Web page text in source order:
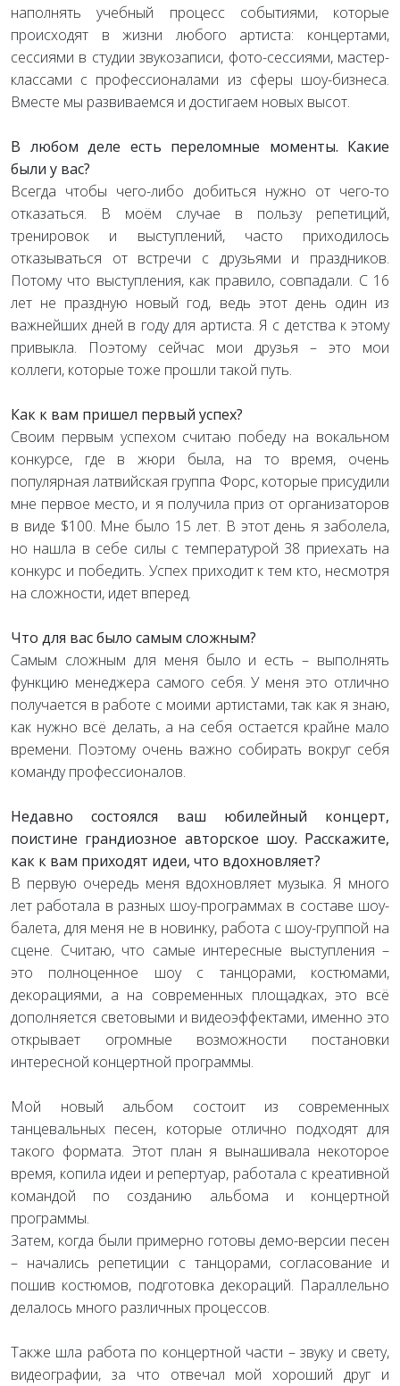
наполнять учебный процесс событиями, которые
происходят в жизни любого артиста: концертами,
сессиями в студии звукозаписи, фото-сессиями, мастер-
классами с профессионалами из сферы шоу-бизнеса.
Вместе мы развиваемся и достигаем новых высот.
В любом деле есть переломные моменты. Какие
были у вас?
Всегда чтобы чего-либо добиться нужно от чего-то
отказаться. В моём случае в пользу репетиций,
тренировок и выступлений, часто приходилось
отказываться от встречи с друзьями и праздников.
Потому что выступления, как правило, совпадали. С 16
лет не праздную новый год, ведь этот день один из
важнейших дней в году для артиста. Я с детства к этому
привыкла. Поэтому сейчас мои друзья – это мои
коллеги, которые тоже прошли такой путь.
Как к вам пришел первый успех?
Своим первым успехом считаю победу на вокальном
конкурсе, где в жюри была, на то время, очень
популярная латвийская группа Форс, которые присудили
мне первое место, и я получила приз от организаторов
в виде $100. Мне было 15 лет. В этот день я заболела,
но нашла в себе силы с температурой 38 приехать на
конкурс и победить. Успех приходит к тем кто, несмотря
на сложности, идет вперед.
Что для вас было самым сложным?
Самым сложным для меня было и есть – выполнять
функцию менеджера самого себя. У меня это отлично
получается в работе с моими артистами, так как я знаю,
как нужно всё делать, а на себя остается крайне мало
времени. Поэтому очень важно собирать вокруг себя
команду профессионалов.
Недавно состоялся ваш юбилейный концерт,
поистине грандиозное авторское шоу. Расскажите,
как к вам приходят идеи, что вдохновляет?
В первую очередь меня вдохновляет музыка. Я много
лет работала в разных шоу-программах в составе шоу-
балета, для меня не в новинку, работа с шоу-группой на
сцене. Считаю, что самые интересные выступления –
это полноценное шоу с танцорами, костюмами,
декорациями, а на современных площадках, это всё
дополняется световыми и видеоэффектами, именно это
открывает огромные возможности постановки
интересной концертной программы.
Мой новый альбом состоит из современных
танцевальных песен, которые отлично подходят для
такого формата. Этот план я вынашивала некоторое
время, копила идеи и репертуар, работала с креативной
командой по созданию альбома и концертной
программы.
Затем, когда были примерно готовы демо-версии песен
– начались репетиции с танцорами, согласование и
пошив костюмов, подготовка декораций. Параллельно
делалось много различных процессов.
Также шла работа по концертной части – звуку и свету,
видеографии, за что отвечал мой хороший друг и